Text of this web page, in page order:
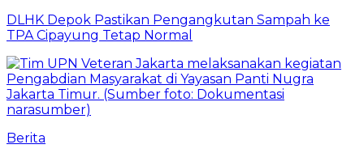
DLHK Depok Pastikan Pengangkutan Sampah ke
TPA Cipayung Tetap Normal
Berita